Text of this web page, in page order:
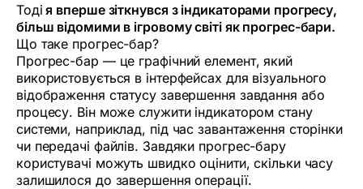
Тоді я вперше зіткнувся з індикаторами прогресу,
більш відомими в ігровому світі як прогрес-бари.
Що таке прогрес-бар?
Прогрес-бар — це графічний елемент, який
використовується в інтерфейсах для візуального
відображення статусу завершення завдання або
процесу. Він може служити індикатором стану
системи, наприклад, під час завантаження сторінки
чи передачі файлів. Завдяки прогрес-бару
користувачі можуть швидко оцінити, скільки часу
залишилося до завершення операції.